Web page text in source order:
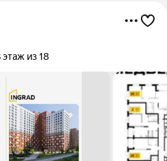
этаж из 18